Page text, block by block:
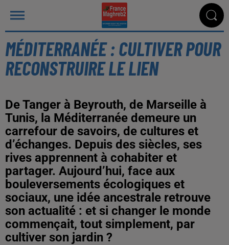
MÉDITERRANÉE : CULTIVER POUR
RECONSTRUIRE LE LIEN
De Tanger à Beyrouth, de Marseille à
Tunis, la Méditerranée demeure un
carrefour de savoirs, de cultures et
d’échanges. Depuis des siècles, ses
rives apprennent à cohabiter et
partager. Aujourd’hui, face aux
bouleversements écologiques et
sociaux, une idée ancestrale retrouve
son actualité : et si changer le monde
commençait, tout simplement, par
cultiver son jardin ?